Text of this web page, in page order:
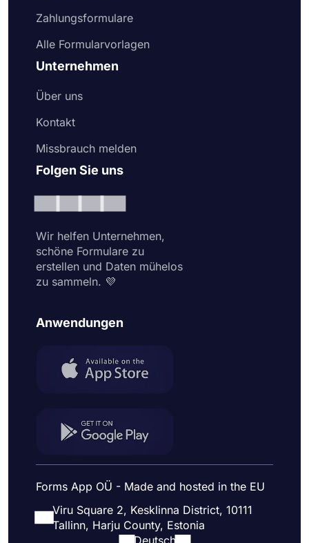
Zahlungsformulare
Alle Formularvorlagen
Unternehmen
Über uns
Kontakt
Missbrauch melden
Folgen Sie uns
Wir helfen Unternehmen,
schöne Formulare zu
erstellen und Daten mühelos
zu sammeln. 💜
Anwendungen
Forms App OÜ - Made and hosted in the EU
Viru Square 2, Kesklinna District, 10111
Tallinn, Harju County, Estonia
Deutsch